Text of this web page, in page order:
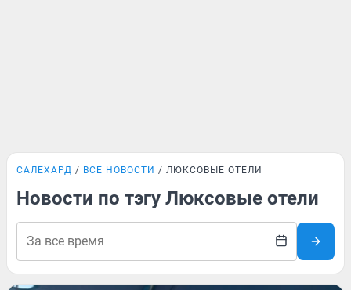
САЛЕХАРД ВСЕ НОВОСТИ ЛЮКСОВЫЕ ОТЕЛИ
Новости по тэгу Люксовые отели